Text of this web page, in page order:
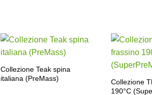
Collezione Teak spina
italiana (PreMass)
Collezione
190°C